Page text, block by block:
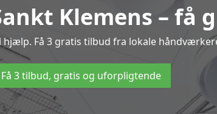
Klemens – få
Få 3 gratis tilbud fra lokale
Få 3 tilbud, gratis og uforpligtende